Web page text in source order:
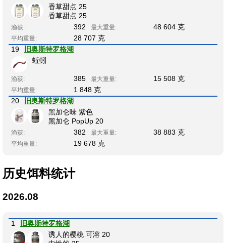
香草甜点 25
香草甜点 25
渔获: 392 最大重量: 48 604 克
平均重量:
28 707 克
19
旧奥斯特罗格湖
蚯蚓
渔获: 385 最大重量: 15 508 克
平均重量:
1 848 克
20
旧奥斯特罗格湖
黑加仑味 紫色
黑加仑 PopUp 20
渔获: 382 最大重量: 38 883 克
平均重量: 19 678 克
历史饵料统计
2026.08
1
旧奥斯特罗格湖
诱人的樱桃 可溶 20